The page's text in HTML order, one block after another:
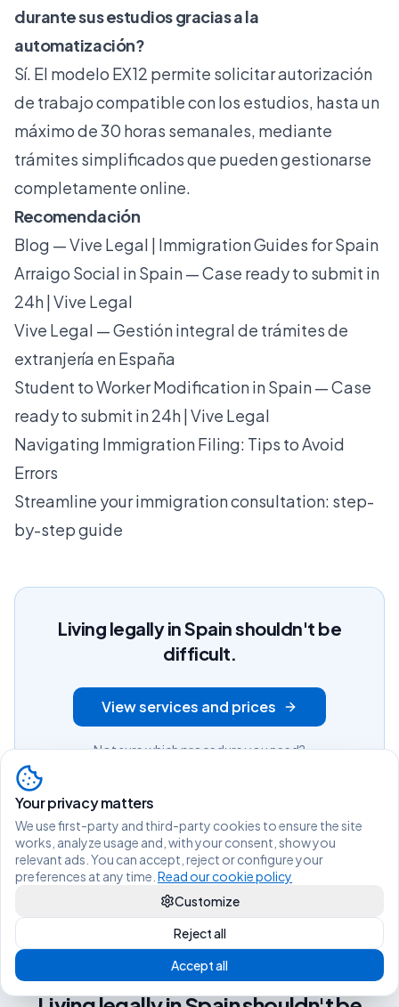
durante sus estudios gracias a la
automatización?
Sí. El modelo EX12 permite solicitar autorización
de trabajo compatible con los estudios, hasta un
máximo de 30 horas semanales, mediante
trámites simplificados que pueden gestionarse
completamente online.
Recomendación
Blog — Vive Legal | Immigration Guides for Spain
Arraigo Social in Spain — Case ready to submit in
24h | Vive Legal
Vive Legal — Gestión integral de trámites de
extranjería en España
Student to Worker Modification in Spain — Case
ready to submit in 24h | Vive Legal
Navigating Immigration Filing: Tips to Avoid
Errors
Streamline your immigration consultation: step-
by-step guide
Living legally in Spain shouldn't be
difficult.
View services and prices
Not sure which procedure you need?
Questions?
Your privacy matters
We use first-party and third-party cookies to ensure the site
works, analyze usage and, with your consent, show you
relevant ads. You can accept, reject or configure your
preferences at any time. Read our cookie policy
Customize
Reject all
Accept all